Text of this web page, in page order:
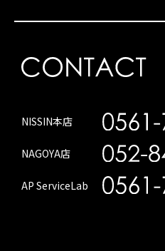
NISSIN本店
NAGOYA店
AP ServiceLab